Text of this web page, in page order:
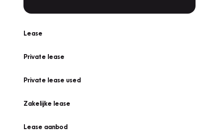
Lease
Private lease
Private lease used
Zakelijke lease
Lease aanbod